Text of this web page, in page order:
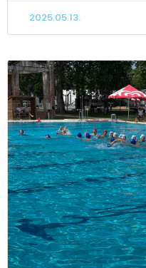
2025.05.13.